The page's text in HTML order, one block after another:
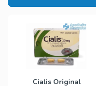
Cialis Original